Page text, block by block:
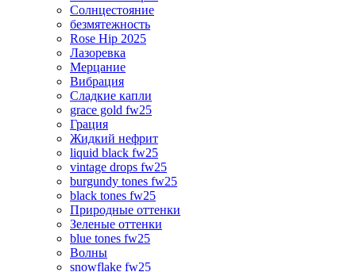
Солнцестояние
безмятежность
Rose Hip 2025
Лазоревка
Мерцание
Вибрация
Сладкие капли
grace gold fw25
Грация
Жидкий нефрит
liquid black fw25
vintage drops fw25
burgundy tones fw25
black tones fw25
Природные оттенки
Зеленые оттенки
blue tones fw25
Волны
snowflake fw25